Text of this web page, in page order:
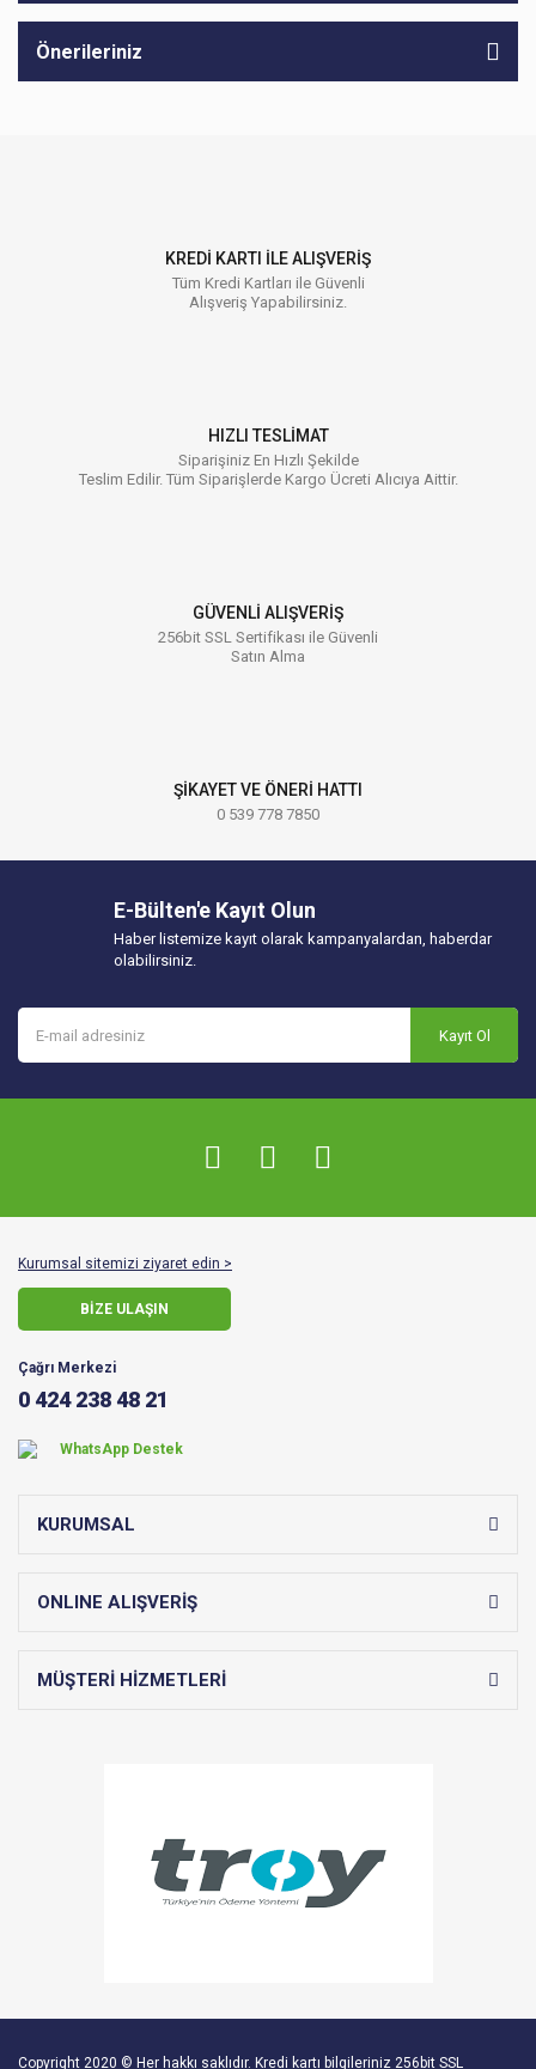
Önerileriniz
KREDİ KARTI İLE ALIŞVERİŞ
Tüm Kredi Kartları ile Güvenli
Alışveriş Yapabilirsiniz.
HIZLI TESLİMAT
Siparişiniz En Hızlı Şekilde
Teslim Edilir. Tüm Siparişlerde Kargo Ücreti Alıcıya Aittir.
GÜVENLİ ALIŞVERİŞ
256bit SSL Sertifikası ile Güvenli
Satın Alma
ŞİKAYET VE ÖNERİ HATTI
0 539 778 7850
E-Bülten'e Kayıt Olun
Haber listemize kayıt olarak kampanyalardan, haberdar
olabilirsiniz.
Kayıt Ol
Kurumsal sitemizi ziyaret edin >
BİZE ULAŞIN
Çağrı Merkezi
0 424 238 48 21
WhatsApp Destek
KURUMSAL
ONLINE ALIŞVERİŞ
MÜŞTERİ HİZMETLERİ
Copyright 2020 © Her hakkı saklıdır. Kredi kartı bilgileriniz 256bit SSL